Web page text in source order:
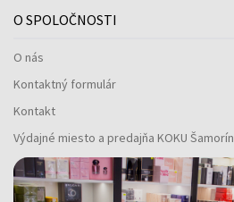
O SPOLOČNOSTI
O nás
Kontaktný formulár
Kontakt
Výdajné miesto a predajňa KOKU Šamorín